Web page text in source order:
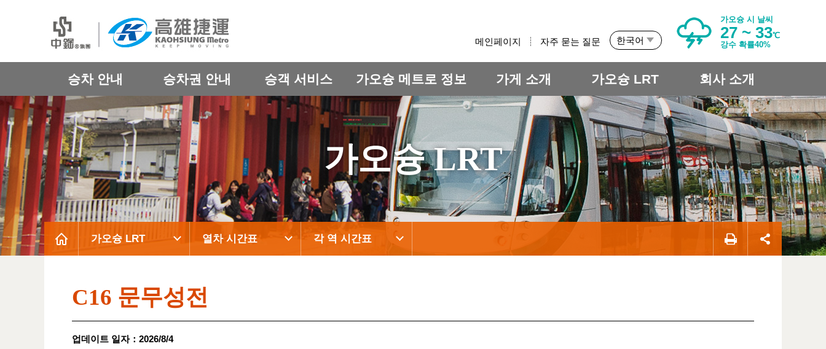
메인페이지 자주 묻는 질문 한국어
가오슝 시 날씨
27 ~ 33℃
강수 확률40%
승차 안내 승차권 안내 승객 서비스 가오슝 메트로 정보 가게 소개 가오슝 LRT 회사 소개
가오슝 LRT
가오슝 LRT 열차 시간표 각 역 시간표
C16 문무성전
업데이트 일자： 2026/8/4